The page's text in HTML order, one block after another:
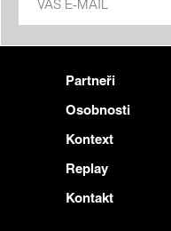
Partneři
Osobnosti
Kontext
Replay
Kontakt